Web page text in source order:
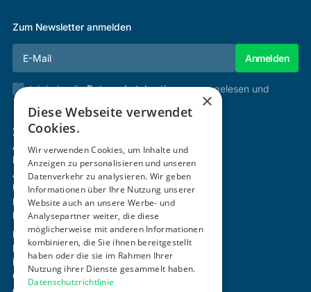
Zum Newsletter anmelden
Ich habe dieDatenschutzbestimmungengelesen und
Zertifizierung & Verifikation
Akademie
Mitgliedschaft
Aktivitäten
Über uns
Login
Kontakt
Impressum
Datenschutz
Barrierefreiheitserklärung
Cookie-Einstellungen anpassen
×
Diese Webseite verwendet
Cookies.
Wir verwenden Cookies, um Inhalte und
Anzeigen zu personalisieren und unseren
Datenverkehr zu analysieren. Wir geben
Informationen über Ihre Nutzung unserer
Website auch an unsere Werbe- und
Analysepartner weiter, die diese
möglicherweise mit anderen Informationen
kombinieren, die Sie ihnen bereitgestellt
haben oder die sie im Rahmen Ihrer
Nutzung ihrer Dienste gesammelt haben.
Datenschutzrichtlinie